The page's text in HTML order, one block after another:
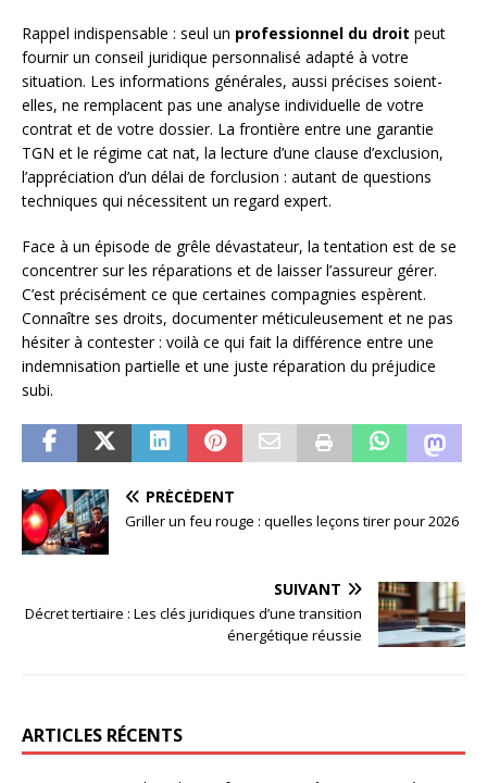
Rappel indispensable : seul un professionnel du droit peut
fournir un conseil juridique personnalisé adapté à votre
situation. Les informations générales, aussi précises soient-
elles, ne remplacent pas une analyse individuelle de votre
contrat et de votre dossier. La frontière entre une garantie
TGN et le régime cat nat, la lecture d’une clause d’exclusion,
l’appréciation d’un délai de forclusion : autant de questions
techniques qui nécessitent un regard expert.
Face à un épisode de grêle dévastateur, la tentation est de se
concentrer sur les réparations et de laisser l’assureur gérer.
C’est précisément ce que certaines compagnies espèrent.
Connaître ses droits, documenter méticuleusement et ne pas
hésiter à contester : voilà ce qui fait la différence entre une
indemnisation partielle et une juste réparation du préjudice
subi.
PRÉCÉDENT
Griller un feu rouge : quelles leçons tirer pour 2026
SUIVANT
Décret tertiaire : Les clés juridiques d’une transition
énergétique réussie
ARTICLES RÉCENTS